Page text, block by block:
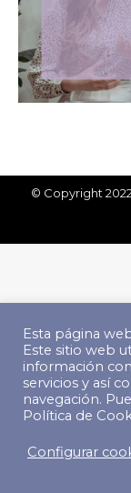
© Copyright
Esta página
Este sitio web
información
servicios y así
navegación.
Política de
Configurar